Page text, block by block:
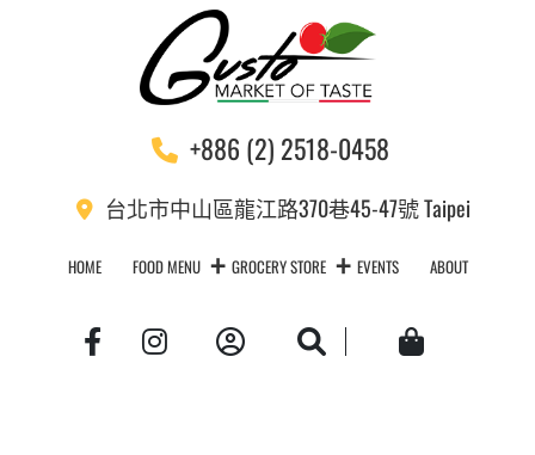
+886 (2) 2518-0458
台北市中山區龍江路370巷45-47號 Taipei
HOME FOOD MENU GROCERY STORE EVENTS ABOUT
Account Search Cart